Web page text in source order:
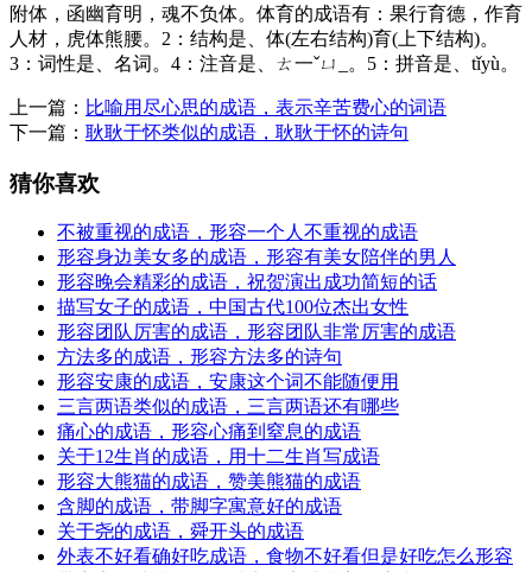
附体，函幽育明，魂不负体。体育的成语有：果行育德，作育
人材，虎体熊腰。2：结构是、体(左右结构)育(上下结构)。
3：词性是、名词。4：注音是、ㄊ一ˇㄩ_。5：拼音是、tǐyù。
上一篇： 比喻用尽心思的成语，表示辛苦费心的词语
下一篇： 耿耿于怀类似的成语，耿耿于怀的诗句
猜你喜欢
不被重视的成语，形容一个人不重视的成语
形容身边美女多的成语，形容有美女陪伴的男人
形容晚会精彩的成语，祝贺演出成功简短的话
描写女子的成语，中国古代100位杰出女性
形容团队厉害的成语，形容团队非常厉害的成语
方法多的成语，形容方法多的诗句
形容安康的成语，安康这个词不能随便用
三言两语类似的成语，三言两语还有哪些
痛心的成语，形容心痛到窒息的成语
关于12生肖的成语，用十二生肖写成语
形容大熊猫的成语，赞美熊猫的成语
含脚的成语，带脚字寓意好的成语
关于尧的成语，舜开头的成语
外表不好看确好吃成语，食物不好看但是好吃怎么形容